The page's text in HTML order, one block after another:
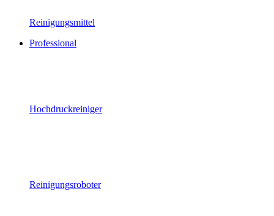
Reinigungsmittel
Professional
Hochdruckreiniger
Reinigungsroboter